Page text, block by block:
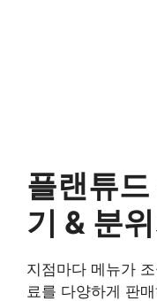
플랜튜
기 & 분
지점마다 메뉴가
료를 다양하게 판